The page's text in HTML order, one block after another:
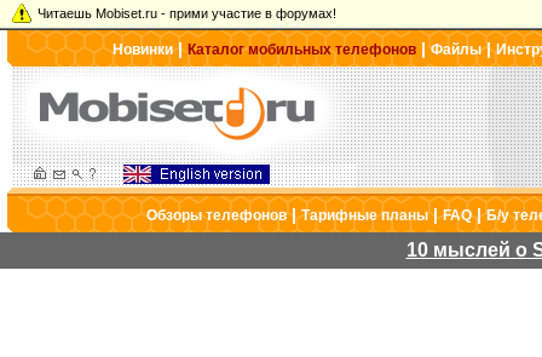
Читаешь Mobiset.ru - прими участие в форумах!
Новинки|Каталог мобильных телефонов |Файлы|
Обзоры телефонов|Тарифные планы|FAQ|Б/у
10 мыслей о